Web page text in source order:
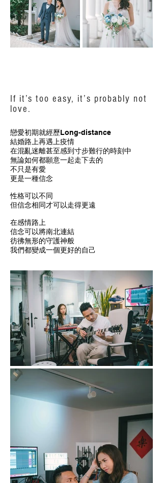
If it’s too easy, it’s probably not
love.
戀愛初期就經歷Long-distance
結婚路上再遇上疫情
在混亂迷離甚至感到寸步難行的時刻中
無論如何都願意一起走下去的
不只是有愛
更是一種信念
性格可以不同
但信念相同才可以走得更遠
在感情路上
信念可以將南北連結
彷彿無形的守護神般
我們都變成一個更好的自己